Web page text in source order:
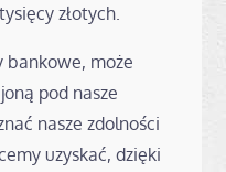
złotych.
bankowe, może
pod nasze
nasze zdolności
uzyskać, dzięki